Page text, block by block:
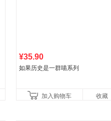
¥35.90
如果历史是一群喵系列
加入购物车 收藏